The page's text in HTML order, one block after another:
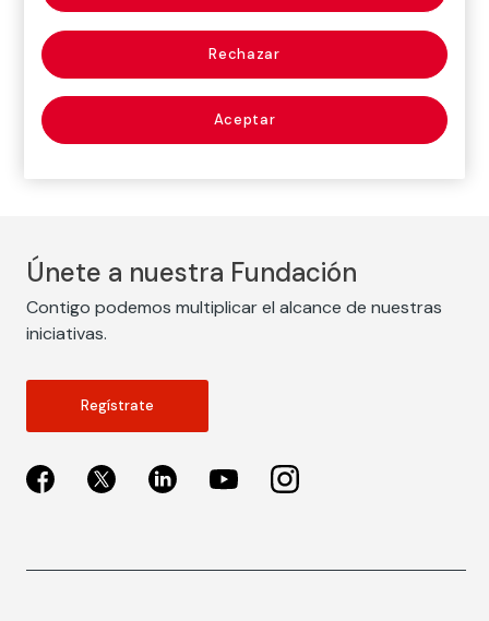
Documento en el que se plasma el acuerdo al que han
llegado los litigantes para evitar un pleito o desistir del
ya iniciado.
Únete a nuestra Fundación
Contigo podemos multiplicar el alcance de nuestras
iniciativas.
Regístrate
Rechazar
Aceptar